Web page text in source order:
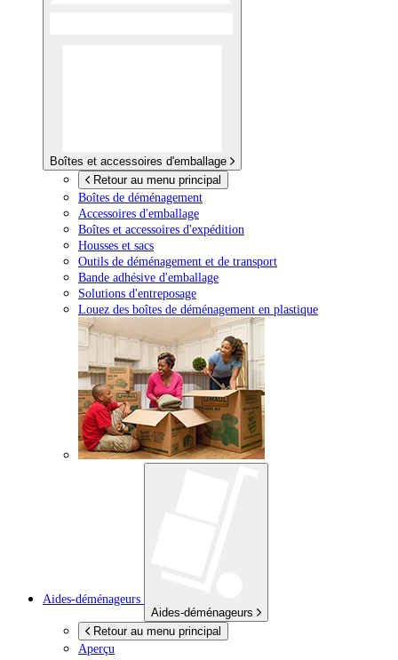
Boîtes et accessoires d'emballage
Retour au menu principal
Boîtes de déménagement
Accessoires d'emballage
Boîtes et accessoires d'expédition
Housses et sacs
Outils de déménagement et de transport
Bande adhésive d'emballage
Solutions d'entreposage
Louez des boîtes de déménagement en plastique
Aides-déménageurs
Aides-déménageurs
Retour au menu principal
Aperçu